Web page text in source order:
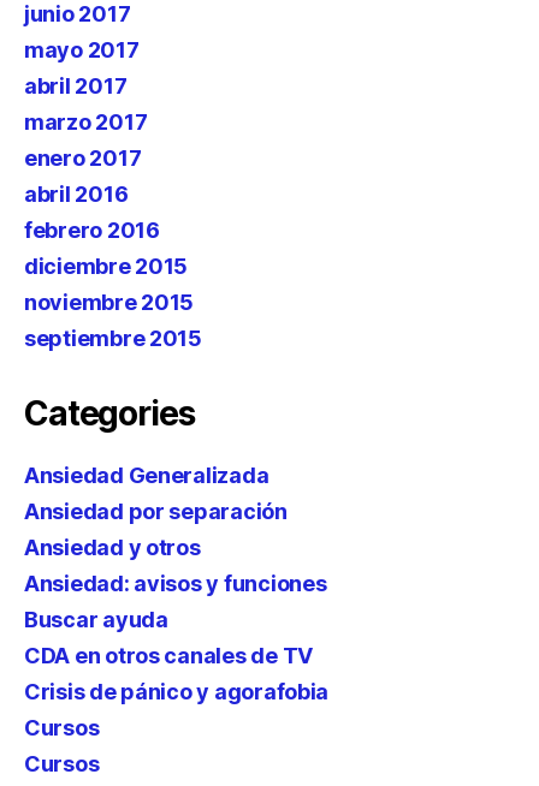
junio 2017
mayo 2017
abril 2017
marzo 2017
enero 2017
abril 2016
febrero 2016
diciembre 2015
noviembre 2015
septiembre 2015
Categories
Ansiedad Generalizada
Ansiedad por separación
Ansiedad y otros
Ansiedad: avisos y funciones
Buscar ayuda
CDA en otros canales de TV
Crisis de pánico y agorafobia
Cursos
Cursos